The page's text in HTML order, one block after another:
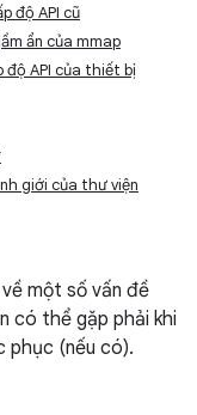
độ API cũ
ẩn của mmap
độ API của thiết bị
giới của thư viện
một số vấn đề
có thể gặp phải khi
phục (nếu có).